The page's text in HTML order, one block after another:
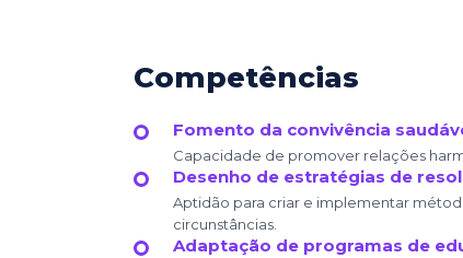
Competências
Fomento da convivência
Capacidade de promover relações
Desenho de estratégias de
Aptidão para criar e implementar
circunstâncias.
Adaptação de programas de